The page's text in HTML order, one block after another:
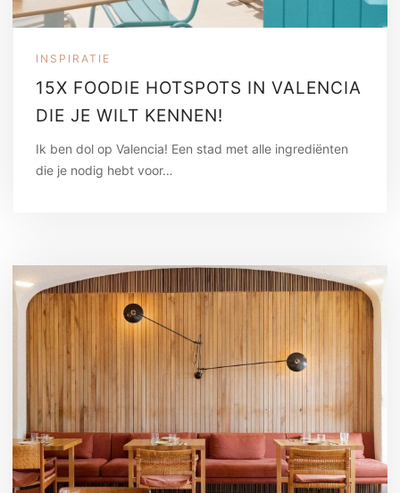
INSPIRATIE
15X FOODIE HOTSPOTS IN VALENCIA
DIE JE WILT KENNEN!
Ik ben dol op Valencia! Een stad met alle ingrediënten
die je nodig hebt voor…